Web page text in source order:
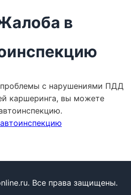
в
проблемы с нарушениями ПДД
каршеринга, вы можете
Все права защищены.